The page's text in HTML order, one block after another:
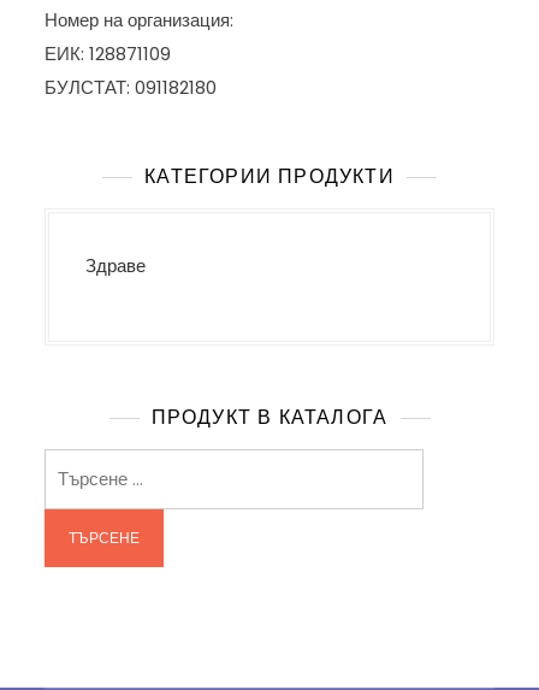
Номер на организация:
ЕИК: 128871109
БУЛСТАТ: 091182180
КАТЕГОРИИ ПРОДУКТИ
Здраве
ПРОДУКТ В КАТАЛОГА